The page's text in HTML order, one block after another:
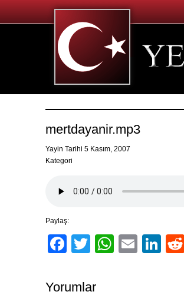
mertdayanir.mp3
Yayin Tarihi 5 Kasım, 2007
Kategori
Paylaş:
Facebook
TwitterEmail
Yorumlar